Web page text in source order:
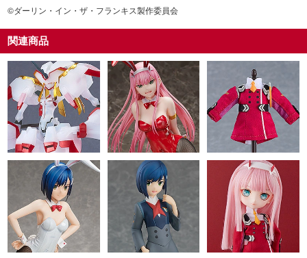
©ダーリン・イン・ザ・フランキス製作委員会
関連商品